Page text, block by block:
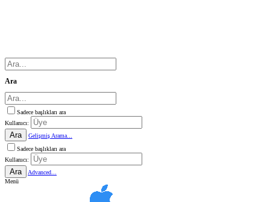
Ara
Sadece başlıkları ara
Kullanıcı:
Ara
Gelişmiş Arama...
Sadece başlıkları ara
Kullanıcı:
Ara
Advanced...
Menü